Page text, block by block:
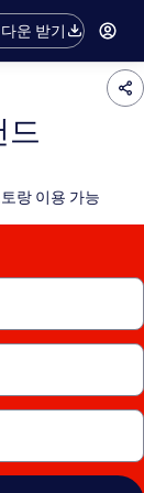
운 받기
드
랑 이용 가능